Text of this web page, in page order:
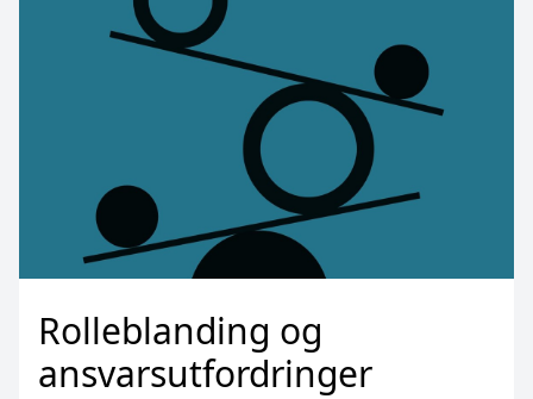
Rolleblanding og
ansvarsutfordringer